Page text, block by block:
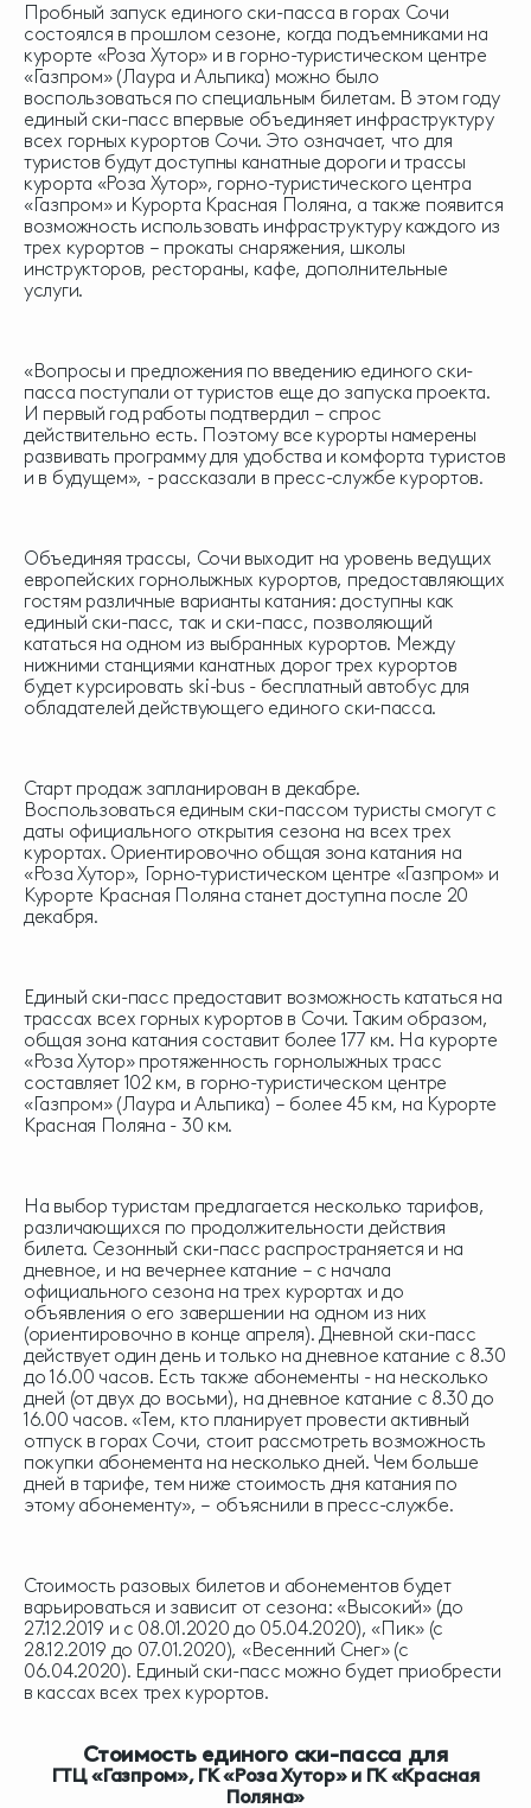
Пробный запуск единого ски-пасса в горах Сочи
состоялся в прошлом сезоне, когда подъемниками на
курорте «Роза Хутор» и в горно-туристическом центре
«Газпром» (Лаура и Альпика) можно было
воспользоваться по специальным билетам. В этом году
единый ски-пасс впервые объединяет инфраструктуру
всех горных курортов Сочи. Это означает, что для
туристов будут доступны канатные дороги и трассы
курорта «Роза Хутор», горно-туристического центра
«Газпром» и Курорта Красная Поляна, а также появится
возможность использовать инфраструктуру каждого из
трех курортов – прокаты снаряжения, школы
инструкторов, рестораны, кафе, дополнительные
услуги.
«Вопросы и предложения по введению единого ски-
пасса поступали от туристов еще до запуска проекта.
И первый год работы подтвердил – спрос
действительно есть. Поэтому все курорты намерены
развивать программу для удобства и комфорта туристов
и в будущем», - рассказали в пресс-службе курортов.
Объединяя трассы, Сочи выходит на уровень ведущих
европейских горнолыжных курортов, предоставляющих
гостям различные варианты катания: доступны как
единый ски-пасс, так и ски-пасс, позволяющий
кататься на одном из выбранных курортов. Между
нижними станциями канатных дорог трех курортов
будет курсировать ski-bus - бесплатный автобус для
обладателей действующего единого ски-пасса.
Старт продаж запланирован в декабре.
Воспользоваться единым ски-пассом туристы смогут с
даты официального открытия сезона на всех трех
курортах. Ориентировочно общая зона катания на
«Роза Хутор», Горно-туристическом центре «Газпром» и
Курорте Красная Поляна станет доступна после 20
декабря.
Единый ски-пасс предоставит возможность кататься на
трассах всех горных курортов в Сочи. Таким образом,
общая зона катания составит более 177 км. На курорте
«Роза Хутор» протяженность горнолыжных трасс
составляет 102 км, в горно-туристическом центре
«Газпром» (Лаура и Альпика) – более 45 км, на Курорте
Красная Поляна - 30 км.
На выбор туристам предлагается несколько тарифов,
различающихся по продолжительности действия
билета. Сезонный ски-пасс распространяется и на
дневное, и на вечернее катание – с начала
официального сезона на трех курортах и до
объявления о его завершении на одном из них
(ориентировочно в конце апреля). Дневной ски-пасс
действует один день и только на дневное катание с 8.30
до 16.00 часов. Есть также абонементы - на несколько
дней (от двух до восьми), на дневное катание с 8.30 до
16.00 часов. «Тем, кто планирует провести активный
отпуск в горах Сочи, стоит рассмотреть возможность
покупки абонемента на несколько дней. Чем больше
дней в тарифе, тем ниже стоимость дня катания по
этому абонементу», – объяснили в пресс-службе.
Стоимость разовых билетов и абонементов будет
варьироваться и зависит от сезона: «Высокий» (до
27.12.2019 и с 08.01.2020 до 05.04.2020), «Пик» (с
28.12.2019 до 07.01.2020), «Весенний Снег» (с
06.04.2020). Единый ски-пасс можно будет приобрести
в кассах всех трех курортов.
Стоимость единого ски-пасса для
ГТЦ «Газпром», ГК «Роза Хутор» и ГК «Красная
Поляна»